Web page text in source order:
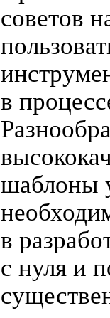
советов
в
шаблоны
в
с нуля и